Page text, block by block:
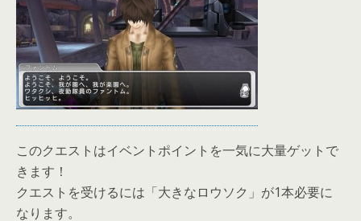
このクエストはイベントポイントを一気に大量ゲットで
きます！
クエストを受けるには「大きなロウソク」が1本必要に
なります。